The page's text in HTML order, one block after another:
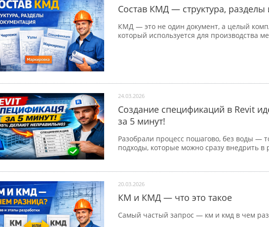
Состав КМД — структура,
КМД — это не один документ, а целый
который используется для производства
24.03.2026
Создание спецификаций в Revit
за 5 минут!
Разобрали процесс пошагово, без воды —
подходы, которые можно сразу внедрить в
20.03.2026
КМ и КМД — что это такое
Самый частый запрос — км и кмд в чем